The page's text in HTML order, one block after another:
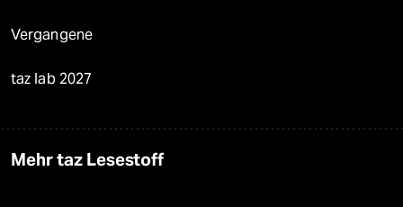
Vergangene
taz lab 2027
Mehr taz Lesestoff